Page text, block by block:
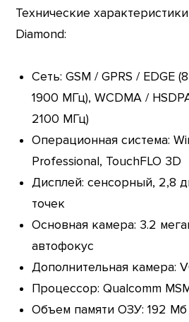
Технические
Diamond:
Сеть: GSM / GPRS / EDGE
1900 МГц), WCDMA /
2100 МГц)
Операционная система:
Professional, TouchFLO 3D
Дисплей: сенсорный, 2,8
точек
Основная камера: 3.2
автофокус
Дополнительная камера:
Процессор: Qualcomm
Объем памяти ОЗУ: 192 Мб